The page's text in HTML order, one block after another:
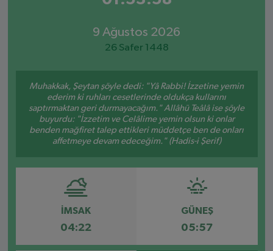
9 Ağustos 2026
26 Safer 1448
Muhakkak, Şeytan şöyle dedi: "Yâ Rabbi! İzzetine yemin
ederim ki ruhları cesetlerinde oldukça kullarını
saptırmaktan geri durmayacağım." Allâhü Teâlâ ise şöyle
buyurdu: "İzzetim ve Celâlime yemin olsun ki onlar
benden mağfiret talep ettikleri müddetçe ben de onları
affetmeye devam edeceğim." (Hadis-i Şerif)
İMSAK
04:22
GÜNEŞ
05:57